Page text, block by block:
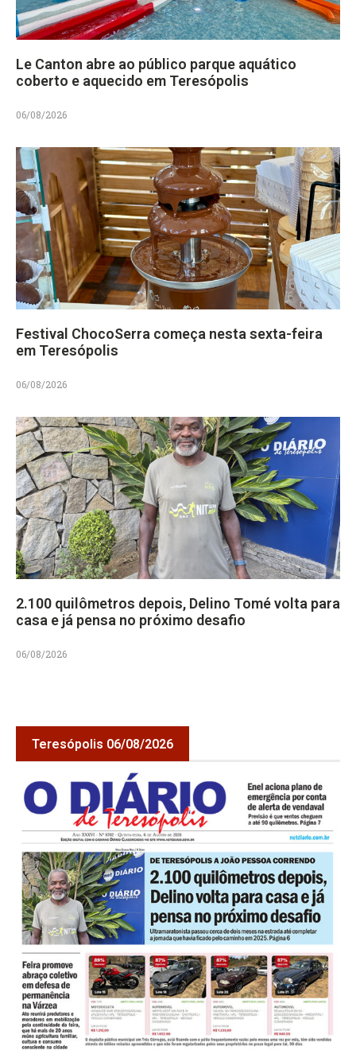
Le Canton abre ao público parque aquático
coberto e aquecido em Teresópolis
06/08/2026
Festival ChocoSerra começa nesta sexta-feira
em Teresópolis
06/08/2026
2.100 quilômetros depois, Delino Tomé volta para
casa e já pensa no próximo desafio
06/08/2026
Teresópolis 06/08/2026